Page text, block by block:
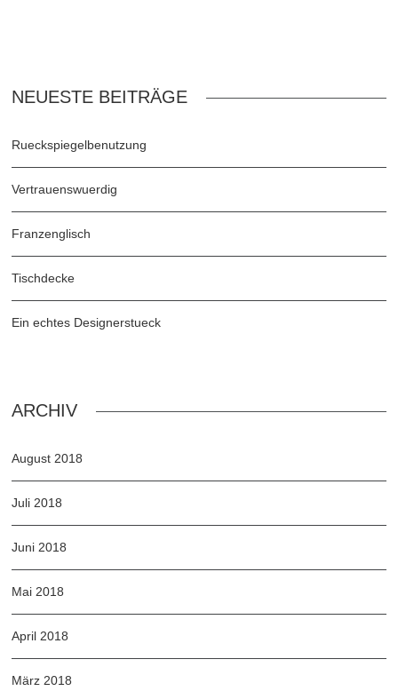
NEUESTE BEITRÄGE
Rueckspiegelbenutzung
Vertrauenswuerdig
Franzenglisch
Tischdecke
Ein echtes Designerstueck
ARCHIV
August 2018
Juli 2018
Juni 2018
Mai 2018
April 2018
März 2018